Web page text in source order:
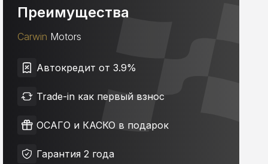
Преимущества
Carwin Motors
Автокредит от 3.9%
Trade-in как первый взнос
ОСАГО и КАСКО в подарок
Гарантия 2 года